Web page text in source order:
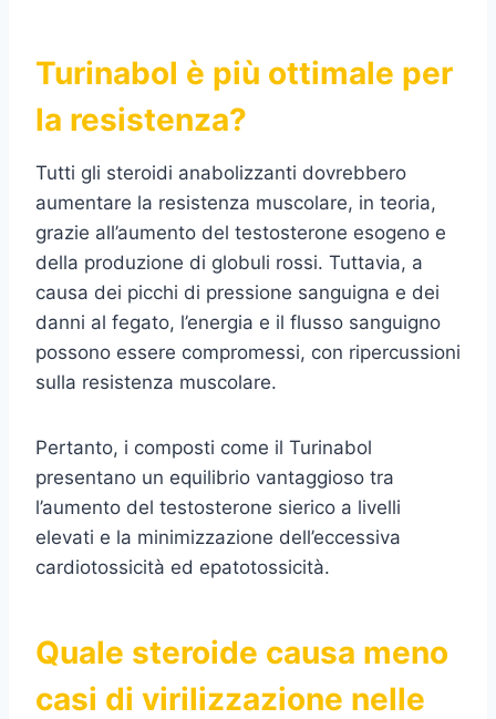
Turinabol è più ottimale per
la resistenza?
Tutti gli steroidi anabolizzanti dovrebbero
aumentare la resistenza muscolare, in teoria,
grazie all’aumento del testosterone esogeno e
della produzione di globuli rossi. Tuttavia, a
causa dei picchi di pressione sanguigna e dei
danni al fegato, l’energia e il flusso sanguigno
possono essere compromessi, con ripercussioni
sulla resistenza muscolare.
Pertanto, i composti come il Turinabol
presentano un equilibrio vantaggioso tra
l’aumento del testosterone sierico a livelli
elevati e la minimizzazione dell’eccessiva
cardiotossicità ed epatotossicità.
Quale steroide causa meno
casi di virilizzazione nelle